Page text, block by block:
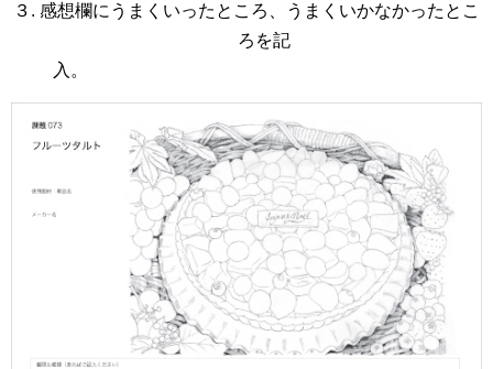
３. 感想欄にうまくいったところ、うまくいかなかったとこ
ろを記
入。